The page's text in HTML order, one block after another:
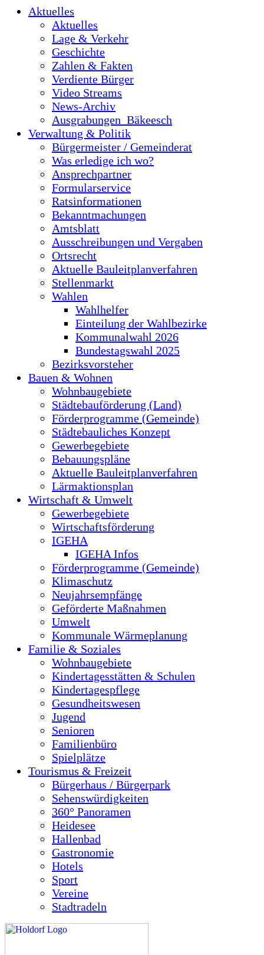
Aktuelles
Aktuelles
Lage & Verkehr
Geschichte
Zahlen & Fakten
Verdiente Bürger
Video Streams
News-Archiv
Ausgrabungen_Bäkeesch
Verwaltung & Politik
Bürgermeister / Gemeinderat
Was erledige ich wo?
Ansprechpartner
Formularservice
Ratsinformationen
Bekanntmachungen
Amtsblatt
Ausschreibungen und Vergaben
Ortsrecht
Aktuelle Bauleitplanverfahren
Stellenmarkt
Wahlen
Wahlhelfer
Einteilung der Wahlbezirke
Kommunalwahl 2026
Bundestagswahl 2025
Bezirksvorsteher
Bauen & Wohnen
Wohnbaugebiete
Städtebauförderung (Land)
Förderprogramme (Gemeinde)
Städtebauliches Konzept
Gewerbegebiete
Bebauungspläne
Aktuelle Bauleitplanverfahren
Lärmaktionsplan
Wirtschaft & Umwelt
Gewerbegebiete
Wirtschaftsförderung
IGEHA
IGEHA Infos
Förderprogramme (Gemeinde)
Klimaschutz
Neujahrsempfänge
Geförderte Maßnahmen
Umwelt
Kommunale Wärmeplanung
Familie & Soziales
Wohnbaugebiete
Kindertagesstätten & Schulen
Kindertagespflege
Gesundheitswesen
Jugend
Senioren
Familienbüro
Spielplätze
Tourismus & Freizeit
Bürgerhaus / Bürgerpark
Sehenswürdigkeiten
360° Panoramen
Heidesee
Hallenbad
Gastronomie
Hotels
Sport
Vereine
Stadtradeln